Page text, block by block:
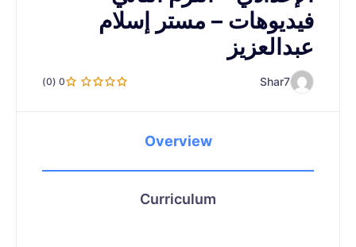
فيديوهات – مستر إسلام
عبدالعزيز
Shar7
0 (0)
Overview
Curriculum